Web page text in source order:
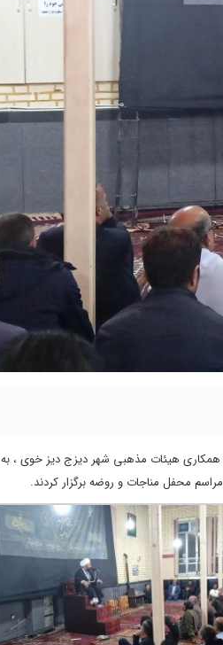
با همکاری هیئات مذهبی شهر دیزج دیز خوی ، به
محفل مناجات و روضه برگزار کردند.